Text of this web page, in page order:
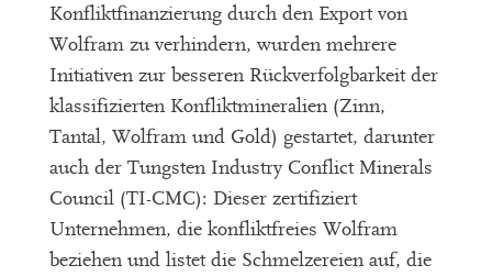
Konfliktfinanzierung durch den Export von
Wolfram zu verhindern, wurden mehrere
Initiativen zur besseren Rückverfolgbarkeit der
klassifizierten Konfliktmineralien (Zinn,
Tantal, Wolfram und Gold) gestartet, darunter
auch der Tungsten Industry Conflict Minerals
Council (TI-CMC): Dieser zertifiziert
Unternehmen, die konfliktfreies Wolfram
beziehen und listet die Schmelzereien auf, die